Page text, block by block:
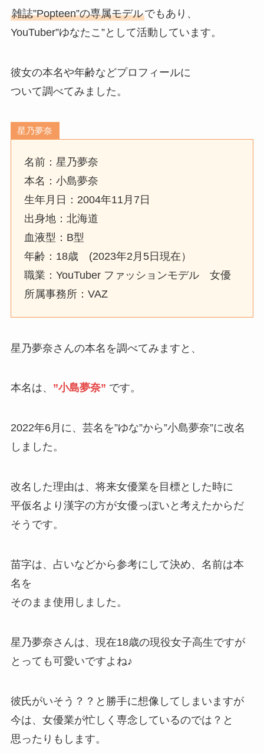
雑誌”Popteen”の専属モデルでもあり、
YouTuber”ゆなたこ”として活動しています。
彼女の本名や年齢などプロフィールに
ついて調べてみました。
星乃夢奈
名前：星乃夢奈
本名：小島夢奈
生年月日：2004年11月7日
出身地：北海道
血液型：B型
年齢：18歳 (2023年2月5日現在）
職業：YouTuber ファッションモデル 女優
所属事務所：VAZ
星乃夢奈さんの本名を調べてみますと、
本名は、 ”小島夢奈” です。
2022年6月に、芸名を”ゆな”から”小島夢奈”に改名
しました。
改名した理由は、将来女優業を目標とした時に
平仮名より漢字の方が女優っぽいと考えたからだ
そうです。
苗字は、占いなどから参考にして決め、名前は本
名を
そのまま使用しました。
星乃夢奈さんは、現在18歳の現役女子高生ですが
とっても可愛いですよね♪
彼氏がいそう？？と勝手に想像してしまいますが
今は、女優業が忙しく専念しているのでは？と
思ったりもします。